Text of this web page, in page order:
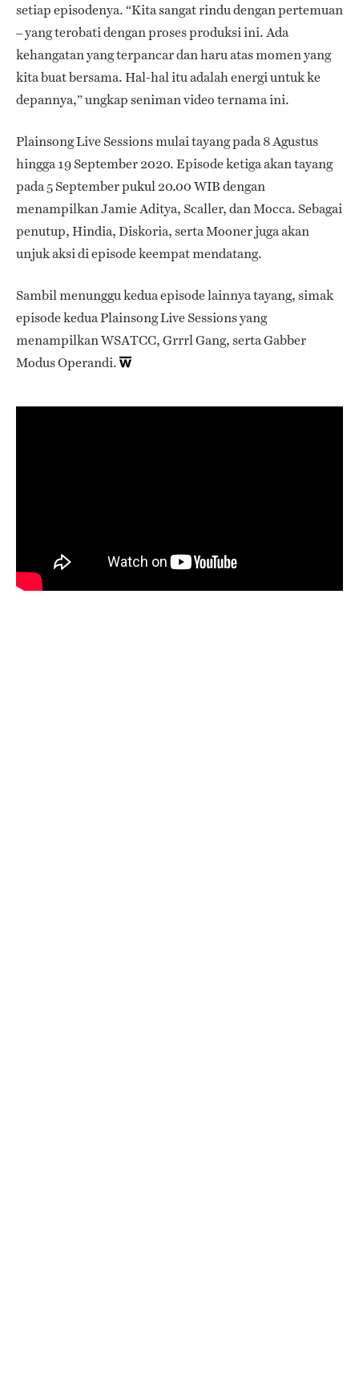
setiap episodenya. “Kita sangat rindu dengan pertemuan
– yang terobati dengan proses produksi ini. Ada
kehangatan yang terpancar dan haru atas momen yang
kita buat bersama. Hal-hal itu adalah energi untuk ke
depannya,” ungkap seniman video ternama ini.
Plainsong Live Sessions mulai tayang pada 8 Agustus
hingga 19 September 2020. Episode ketiga akan tayang
pada 5 September pukul 20.00 WIB dengan
menampilkan Jamie Aditya, Scaller, dan Mocca. Sebagai
penutup, Hindia, Diskoria, serta Mooner juga akan
unjuk aksi di episode keempat mendatang.
Sambil menunggu kedua episode lainnya tayang, simak
episode kedua Plainsong Live Sessions yang
menampilkan WSATCC, Grrrl Gang, serta Gabber
Modus Operandi.